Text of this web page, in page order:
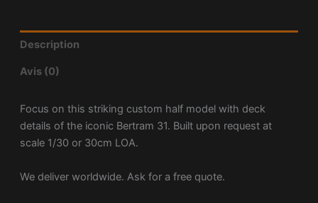
Description
Avis (0)
Focus on this striking custom half model with deck
details of the iconic Bertram 31. Built upon request at
scale 1/30 or 30cm LOA.
We deliver worldwide. Ask for a free quote.